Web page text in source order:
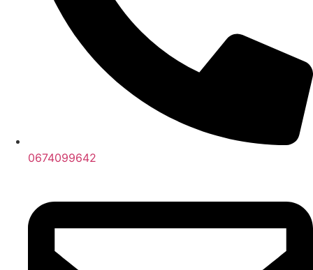
0674099642